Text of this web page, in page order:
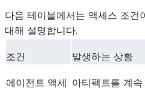
다음 테이블에서는 액세스 조건
대해 설명합니다.
조건 발생하는 상황
에이전트 액세 아티팩트를 계